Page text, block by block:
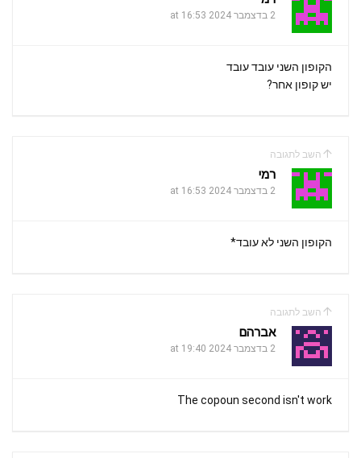
2 בדצמבר 2024 at 16:53
הקופון השני עובד עובד
יש קופון אחר?
השב לתגובה
רמי
2 בדצמבר 2024 at 16:53
הקופון השני לא עובד*
השב לתגובה
אברהם
2 בדצמבר 2024 at 19:40
The copoun second isn't work